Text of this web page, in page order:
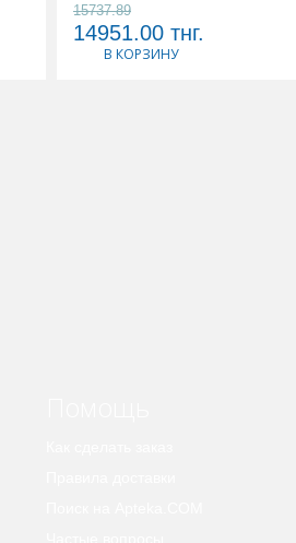
15737.89
14951.00 тнг.
В КОРЗИНУ